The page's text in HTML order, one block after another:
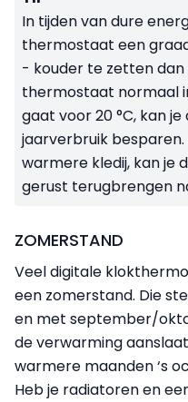
In tijden van dure
thermostaat een
- kouder te zetten dan
thermostaat normaal
gaat voor 20 °C, kan
jaarverbruik
warmere kledij, kan je
gerust terugbrengen
ZOMERSTAND
Veel digitale
een zomerstand. Die
en met september/
de verwarming
warmere maanden ‘s
Heb je radiatoren en